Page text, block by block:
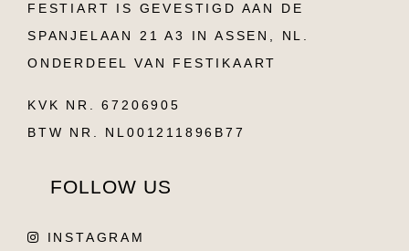
FESTIART IS GEVESTIGD AAN DE
SPANJELAAN 21 A3 IN ASSEN, NL.
ONDERDEEL VAN FESTIKAART
KVK NR. 67206905
BTW NR. NL001211896B77
FOLLOW US
INSTAGRAM